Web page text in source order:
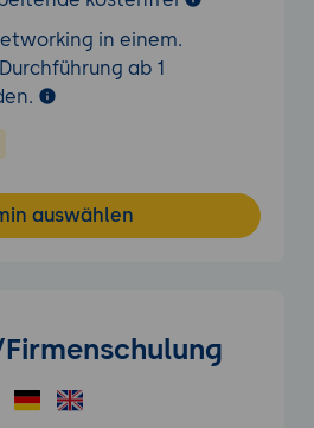
in einem.
ab 1
auswählen